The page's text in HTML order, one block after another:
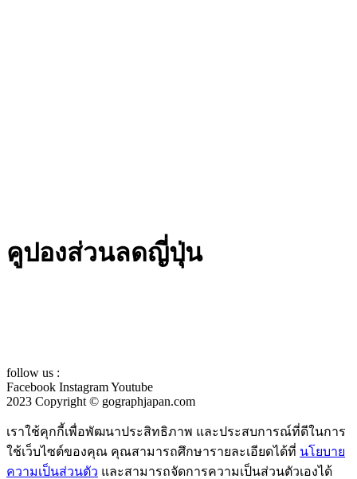
คูปองส่วนลดญี่ปุ่น
follow us :
Facebook InstagramYoutube
2023 Copyright © gographjapan.com
เราใช้คุกกี้เพื่อพัฒนาประสิทธิภาพ และประสบการณ์ที่ดีในการ
ใช้เว็บไซต์ของคุณ คุณสามารถศึกษารายละเอียดได้ที่ นโยบาย
ความเป็นส่วนตัว และสามารถจัดการความเป็นส่วนตัวเองได้